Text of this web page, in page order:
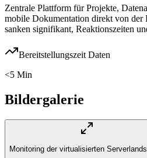
Zentrale Plattform für Projekte,
mobile Dokumentation direkt von der
sanken signifikant, Reaktionszeiten
Bereitstellungszeit Daten
<5 Min
Bildergalerie
Monitoring der virtualisierten